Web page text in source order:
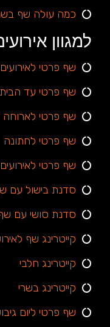
כמה עולה שף
למגוון
שף פרטי לאירועים
שף פרטי עד הבית
שף פרטי לארוחה
שף פרטי לחתונה
שף פרטי
סדנת בישול עם
סדנת סושי עם
קייטרינג שף
קייטרינג חלבי
קייטרינג בשרי
שף פרטי ליום